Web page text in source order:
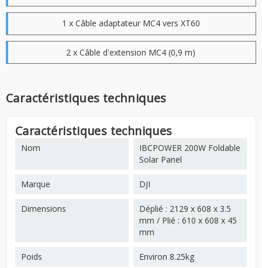
1 x Câble adaptateur MC4 vers XT60
2 x Câble d'extension MC4 (0,9 m)
Caractéristiques techniques
Caractéristiques techniques
Nom
IBCPOWER 200W Foldable
Solar Panel
Marque DJI
Dimensions
Déplié : 2129 x 608 x 3.5
mm / Plié : 610 x 608 x 45
mm
Poids Environ 8.25kg